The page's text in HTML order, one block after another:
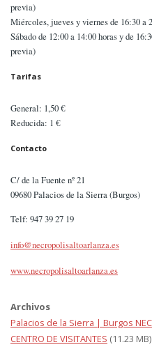
previa)
Miércoles, jueves y viernes de 16:30 a
Sábado de 12:00 a 14:00 horas y de
previa)
Tarifas
General: 1,50 €
Reducida: 1 €
Contacto
C/ de la Fuente nº 21
09680 Palacios de la Sierra (Burgos)
Telf: 947 39 27 19
info@necropolisaltoarlanza.es
www.necropolisaltoarlanza.es
Archivos
Palacios de la Sierra | Burgos
CENTRO DE VISITANTES (11.23 MB)